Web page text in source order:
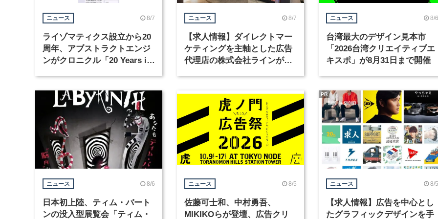
ニュース 8/7
ライゾマティクス設立から20
周年、アブストラクトエンジ
ンがクロニクル「20 Years in
ニュース 8/7
【求人情報】ダイレクトマー
ケティングを主軸とした広告
代理店の株式会社ラインが、
ニュース 8/6
台湾最大のデザイン見本市
「2026台湾クリエイティブエ
キスポ」が8月31日まで開催
ニュース 8/6
日本初上陸、ティム・バート
ンの没入型展覧会「ティム・
ニュース 8/5
佐藤可士和、中村勇吾、
MIKIKOらが登壇、広告クリ
ニュース 8/5
【求人情報】広告を中心とし
たグラフィックデザインを手
PR